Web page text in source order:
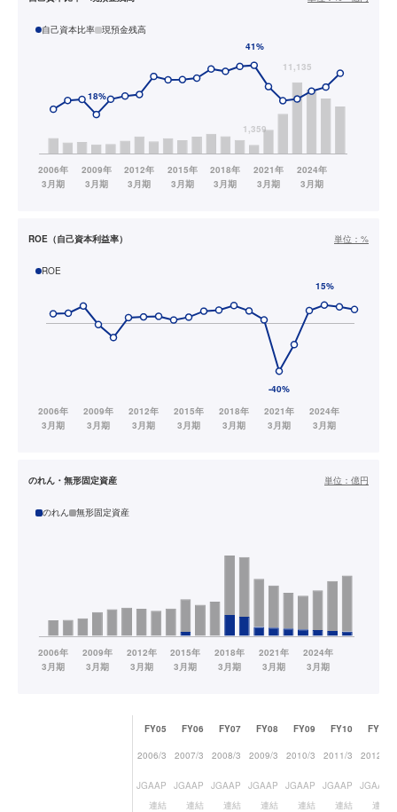
自己資本比率 現預金残高
ROE（自己資本利益率） 単位： %
ROE
のれん・無形固定資産 単位： 億円
のれん 無形固定資産
FY05 FY06 FY07 FY08 FY09 FY10 FY11
2006/3 2007/3 2008/3 2009/3 2010/3 2011/3 2012/3
JGAAP
連結
JGAAP
連結
JGAAP
連結
JGAAP
連結
JGAAP
連結
JGAAP
連結
JGAAP
連結